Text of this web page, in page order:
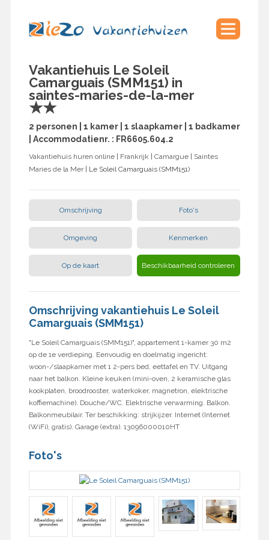
Vakantiehuis Le Soleil
Camarguais (SMM151) in
saintes-maries-de-la-mer
★★
2 personen | 1 kamer | 1 slaapkamer | 1 badkamer
| Accommodatienr. : FR6605.604.2
Vakantiehuis huren online| Frankrijk Camargue| Saintes
Maries de la Mer| Le Soleil Camarguais (SMM151)
Omschrijving Foto's
Omgeving Kenmerken
Op de kaart Beschikbaarheid controleren
Omschrijving vakantiehuis Le Soleil
Camarguais (SMM151)
"Le Soleil Camarguais (SMM151)", appartement 1-kamer 30 m2
op de 1e verdieping. Eenvoudig en doelmatig ingericht:
woon-/slaapkamer met 1 2-pers bed, eettafel en TV. Uitgang
naar het balkon. Kleine keuken (mini-oven, 2 keramische glas
kookplaten, broodrooster, waterkoker, magnetron, elektrische
koffiemachine). Douche/WC. Elektrische verwarming. Balkon.
Balkonmeubilair. Ter beschikking: strijkijzer. Internet (Internet
(WiFi), gratis). Garage (extra). 13096000010HT
Foto's